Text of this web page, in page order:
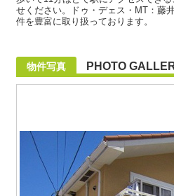
せください。ドゥ・デェス・MT：藤
件を豊富に取り扱っております。
物件写真 PHOTO